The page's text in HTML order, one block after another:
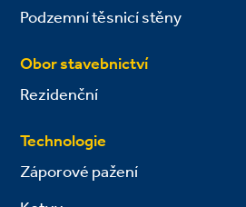
Podzemní těsnicí stěny
Obor stavebnictví
Rezidenční
Technologie
Záporové pažení